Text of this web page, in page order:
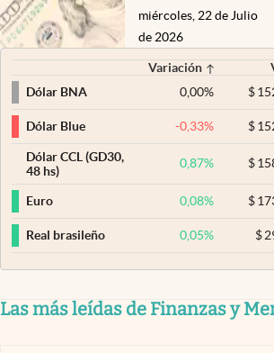
miércoles, 22 de Julio
de 2026
Variación
Dólar BNA
0,00% $
Dólar Blue -0,33% $
Dólar CCL (GD30,
48 hs)
0,87% $
Euro 0,08% $
Real brasileño 0,05% $
Las más leídas de Finanzas y